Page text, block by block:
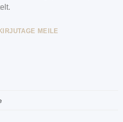
KIRJUTAGE MEILE